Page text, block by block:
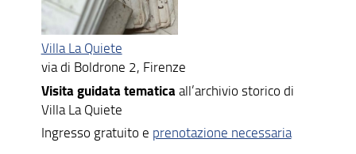
Villa La Quiete
via di Boldrone 2, Firenze
Visita guidata tematicaall’archivio storico di
Villa La Quiete
Ingresso gratuito e prenotazione necessaria